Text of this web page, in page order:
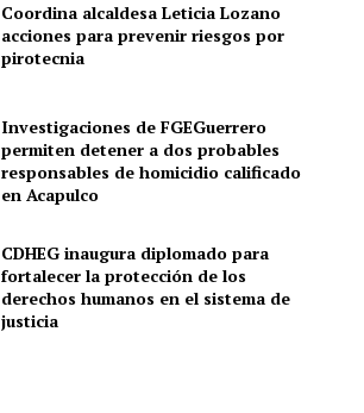
Coordina alcaldesa Leticia Lozano
acciones para prevenir riesgos por
pirotecnia
Investigaciones de FGEGuerrero
permiten detener a dos probables
responsables de homicidio calificado
en Acapulco
CDHEG inaugura diplomado para
fortalecer la protección de los
derechos humanos en el sistema de
justicia